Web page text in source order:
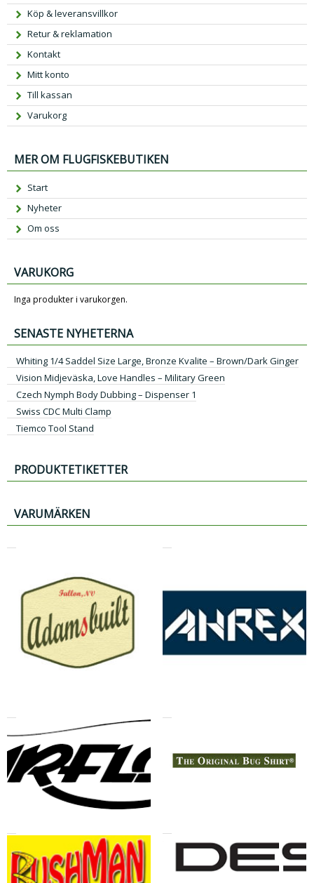
Köp & leveransvillkor
Retur & reklamation
Kontakt
Mitt konto
Till kassan
Varukorg
MER OM FLUGFISKEBUTIKEN
Start
Nyheter
Om oss
VARUKORG
Inga produkter i varukorgen.
SENASTE NYHETERNA
Whiting 1/4 Saddel Size Large, Bronze Kvalite – Brown/Dark Ginger
Vision Midjeväska, Love Handles – Military Green
Czech Nymph Body Dubbing – Dispenser 1
Swiss CDC Multi Clamp
Tiemco Tool Stand
PRODUKTETIKETTER
VARUMÄRKEN